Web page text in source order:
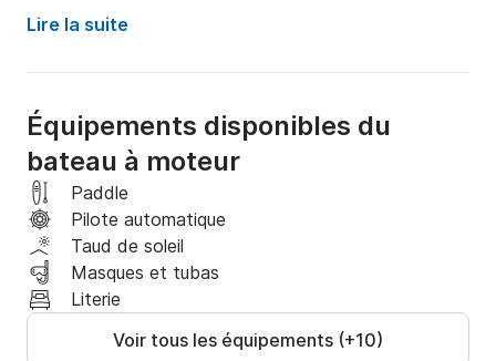
cabine douillette et la liberté de profiter de moments
proches dans un cadre totalement privé. Un mariage
parfait entre vitesse et luxe minimaliste pour ceux qui
exigent l'excellence.
Lire la suite
Équipements disponibles du
bateau à moteur
Paddle
Pilote automatique
Taud de soleil
Masques et tubas
Literie
Voir tous les équipements (+10)